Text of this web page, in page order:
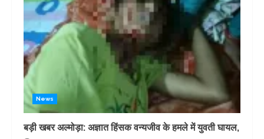
News
बड़ी खबर अल्मोड़ा: अज्ञात हिंसक वन्यजीव के हमले में युवती घायल,